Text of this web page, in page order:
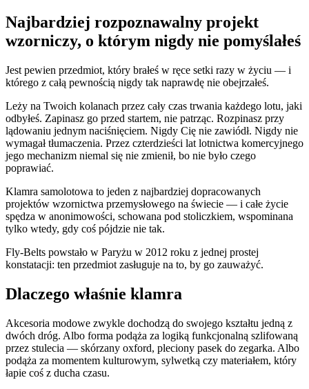
Najbardziej rozpoznawalny projekt
wzorniczy, o którym nigdy nie pomyślałeś
Jest pewien przedmiot, który brałeś w ręce setki razy w życiu — i
którego z całą pewnością nigdy tak naprawdę nie obejrzałeś.
Leży na Twoich kolanach przez cały czas trwania każdego lotu, jaki
odbyłeś. Zapinasz go przed startem, nie patrząc. Rozpinasz przy
lądowaniu jednym naciśnięciem. Nigdy Cię nie zawiódł. Nigdy nie
wymagał tłumaczenia. Przez czterdzieści lat lotnictwa komercyjnego
jego mechanizm niemal się nie zmienił, bo nie było czego
poprawiać.
Klamra samolotowa to jeden z najbardziej dopracowanych
projektów wzornictwa przemysłowego na świecie — i całe życie
spędza w anonimowości, schowana pod stoliczkiem, wspominana
tylko wtedy, gdy coś pójdzie nie tak.
Fly-Belts powstało w Paryżu w 2012 roku z jednej prostej
konstatacji: ten przedmiot zasługuje na to, by go zauważyć.
Dlaczego właśnie klamra
Akcesoria modowe zwykle dochodzą do swojego kształtu jedną z
dwóch dróg. Albo forma podąża za logiką funkcjonalną szlifowaną
przez stulecia — skórzany oxford, pleciony pasek do zegarka. Albo
podąża za momentem kulturowym, sylwetką czy materiałem, który
łapie coś z ducha czasu.